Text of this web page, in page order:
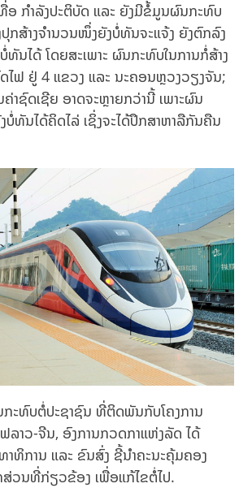
ອ ກຳລັງປະຕິບັດ ແລະ ຍັງມີຂໍ້ມູນຜົນກະທົບ
ກສ້າງຈຳນວນໜຶ່ງຍັງບໍ່ທັນຈະແຈ້ງ ຍັງຕົກລົງ
ນໄດ້ ໂດຍສະເພາະ ຜົນກະທົບໃນການກໍ່ສ້າງ
ດໄຟ ຢູ່ 4 ແຂວງ ແລະ ນະຄອນຫຼວງວຽງຈັນ;
າຊົດເຊີຍ ອາດຈະຫຼາຍກວ່ານີ້ ເພາະຜົນ
ທັນໄດ້ຄິດໄລ່ ເຊິ່ງຈະໄດ້ປຶກສາຫາລືກັນຄືນ
ະທົບຕໍ່ປະຊາຊົນ ທີ່ຕິດພັນກັບໂຄງການ
ຟລາວ-ຈີນ, ອົງການກວດກາແຫ່ງລັດ ໄດ້
າທິການ ແລະ ຂົນສົ່ງ ຊີ້ນຳຄະນະຄຸ້ມຄອງ
ສ່ວນທີ່ກ່ຽວຂ້ອງ ເພື່ອແກ້ໄຂຕໍ່ໄປ.